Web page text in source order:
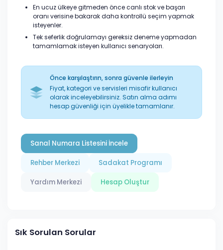
En ucuz ülkeye gitmeden önce canlı stok ve başarı
oranı verisine bakarak daha kontrollü seçim yapmak
isteyenler.
Tek seferlik doğrulamayı gereksiz deneme yapmadan
tamamlamak isteyen kullanıcı senaryoları.
Önce karşılaştırın, sonra güvenle ilerleyin
Fiyat, kategori ve servisleri misafir kullanıcı
olarak inceleyebilirsiniz. Satın alma adımı
hesap güvenliği için üyelikle tamamlanır.
Sanal Numara Listesini İncele
Rehber Merkezi Sadakat Programı
Yardım Merkezi Hesap Oluştur
Sık Sorulan Sorular